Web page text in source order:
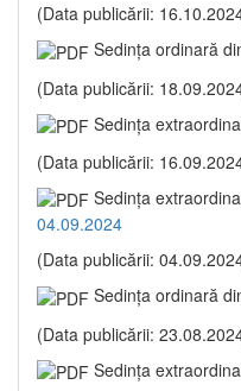
(Data publicării:
Sedinţa ordinară
(Data publicării:
Sedinţa
(Data publicării:
Sedinţa
04.09.2024
(Data publicării:
Sedinţa ordinară
(Data publicării:
Sedinţa